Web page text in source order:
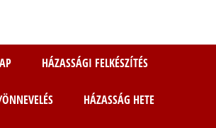
HÁZASSÁGI FELKÉSZÍTÉS
HÁZASSÁG HETE